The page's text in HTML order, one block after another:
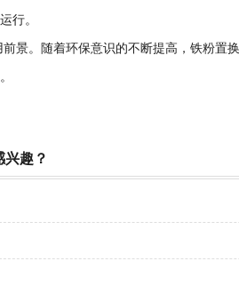
行。
。随着环保意识的不断提高，铁粉置
趣？